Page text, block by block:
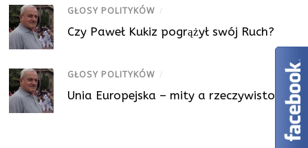
GŁOSY POLITYKÓW /
Czy Paweł Kukiz pogrążył swój Ruch?
GŁOSY POLITYKÓW /
Unia Europejska – mity a rzeczywistość